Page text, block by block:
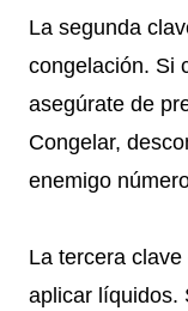
La segunda
congelación. Si
asegúrate de
Congelar,
enemigo
La tercera
aplicar líquidos.